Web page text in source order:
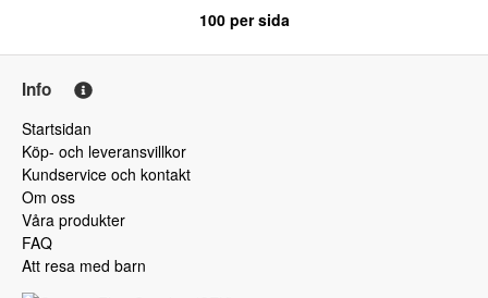
100 per sida
Info
Startsidan
Köp- och leveransvillkor
Kundservice och kontakt
Om oss
Våra produkter
FAQ
Att resa med barn